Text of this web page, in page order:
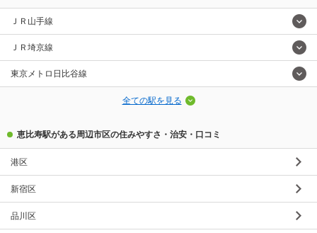
ＪＲ山手線
ＪＲ埼京線
東京メトロ日比谷線
全ての駅を見る
恵比寿駅がある周辺市区の住みやすさ・治安・口コミ
港区
新宿区
品川区